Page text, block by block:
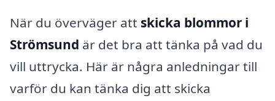
När du överväger att skicka blommor i
Strömsund är det bra att tänka på vad du
vill uttrycka. Här är några anledningar till
varför du kan tänka dig att skicka